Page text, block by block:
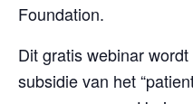
Foundation.
Dit gratis webinar
subsidie van het